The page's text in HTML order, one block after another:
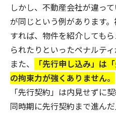
しかし、不動産会社が違っ
が同じという例があります
すれば、物件を紹介しても
られたりといったペナルティ
また、
「先行申し込み」は
の拘束力が強くありません。
「先行契約」は内見せずに
同時期に先行契約まで進ん